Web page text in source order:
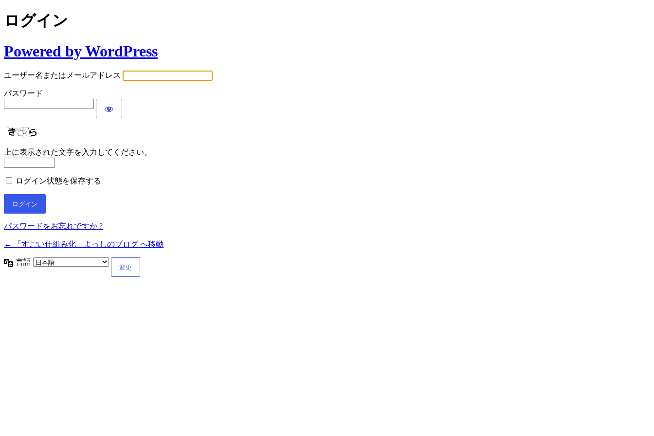
ログイン
Powered by WordPress
ユーザー名またはメールアドレス
パスワード
上に表示された文字を入力してください。
ログイン状態を保存する
パスワードをお忘れですか ?
← 「すごい仕組み化」よっしのブログ へ移動
言語